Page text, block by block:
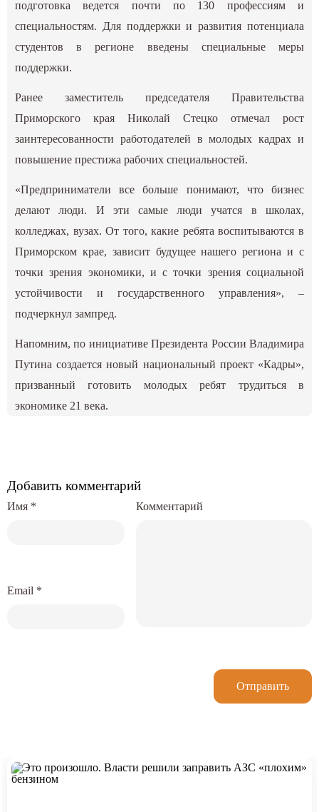
подготовка ведется почти по 130 профессиям и
специальностям. Для поддержки и развития потенциала
студентов в регионе введены специальные меры
поддержки.
Ранее заместитель председателя Правительства
Приморского края Николай Стецко отмечал рост
заинтересованности работодателей в молодых кадрах и
повышение престижа рабочих специальностей.
«Предприниматели все больше понимают, что бизнес
делают люди. И эти самые люди учатся в школах,
колледжах, вузах. От того, какие ребята воспитываются в
Приморском крае, зависит будущее нашего региона и с
точки зрения экономики, и с точки зрения социальной
устойчивости и государственного управления», –
подчеркнул зампред.
Напомним, по инициативе Президента России Владимира
Путина создается новый национальный проект «Кадры»,
призванный готовить молодых ребят трудиться в
экономике 21 века.
Добавить комментарий
Комментарий
Имя *
Email *
Отправить